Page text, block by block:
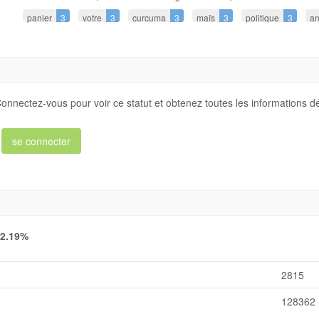
panier
3 votre 3 curcuma 3 maïs 3 politique 3
vous pour voir ce statut et obtenez toutes les informations
se connecter
2.19%
2815
128362